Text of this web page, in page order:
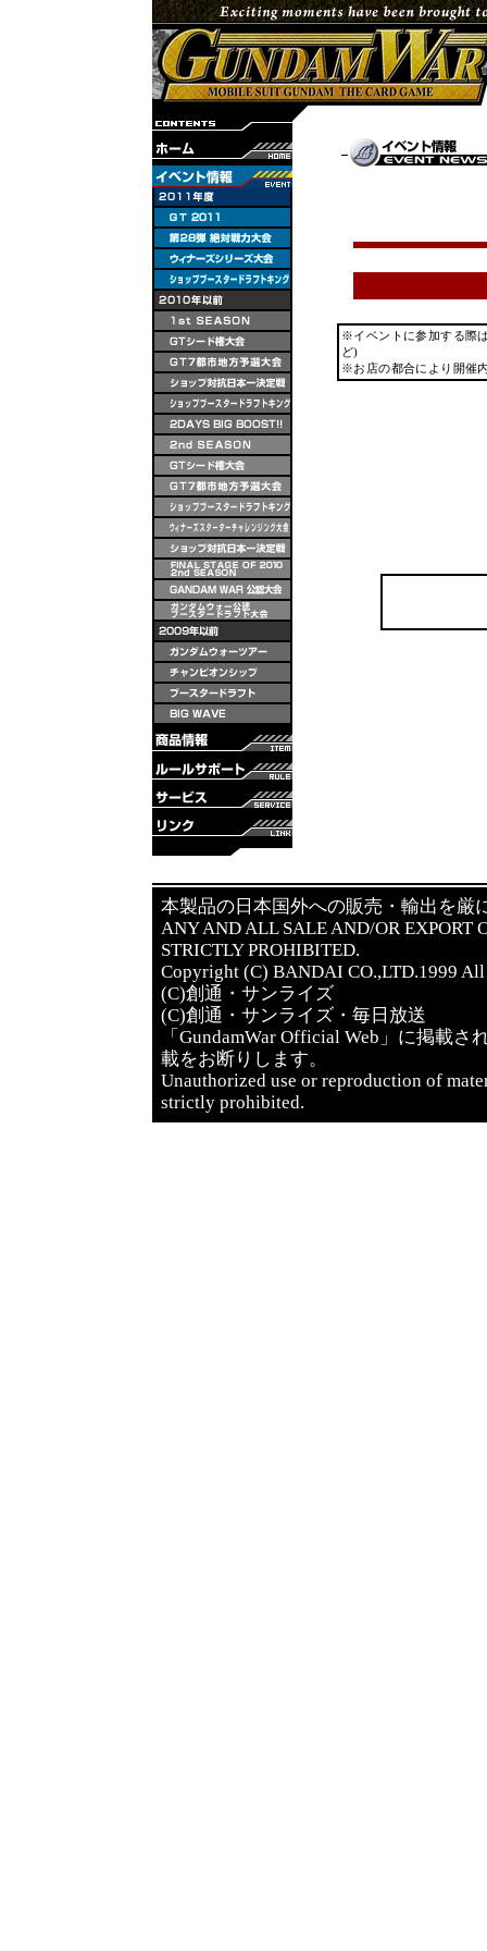
※イベントに参加する際
ど)
※お店の都合により開催
本製品の日本国外への販売・輸出を厳
ANY AND ALL SALE AND/OR EXPORT
STRICTLY PROHIBITED.
Copyright (C) BANDAI CO.,LTD.1999 All
(C)創通・サンライズ
(C)創通・サンライズ・毎日放送
「GundamWar Official Web」に掲載
載をお断りします。
Unauthorized use or reproduction of
strictly prohibited.